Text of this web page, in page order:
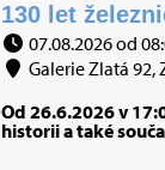
130 let
07.08.2026 od
Galerie Zlatá 92,
Od 26.6.2026 v
historii a také